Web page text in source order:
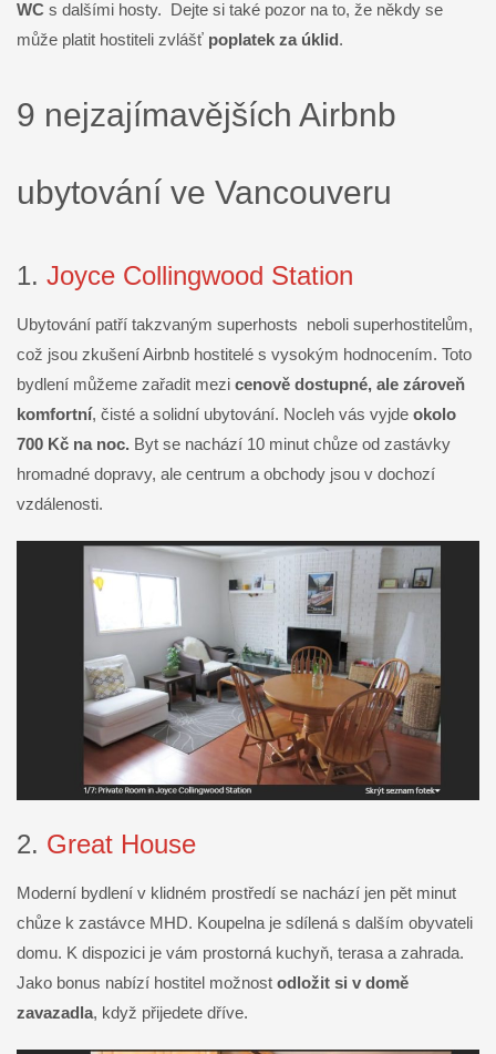
WC s dalšími hosty. Dejte si také pozor na to, že někdy se
může platit hostiteli zvlášť poplatek za úklid.
9 nejzajímavějších Airbnb
ubytování ve Vancouveru
1. Joyce Collingwood Station
Ubytování patří takzvaným superhosts neboli superhostitelům,
což jsou zkušení Airbnb hostitelé s vysokým hodnocením. Toto
bydlení můžeme zařadit mezi cenově dostupné, ale zároveň
komfortní, čisté a solidní ubytování. Nocleh vás vyjde okolo
700 Kč na noc. Byt se nachází 10 minut chůze od zastávky
hromadné dopravy, ale centrum a obchody jsou v dochozí
vzdálenosti.
2. Great House
Moderní bydlení v klidném prostředí se nachází jen pět minut
chůze k zastávce MHD. Koupelna je sdílená s dalším obyvateli
domu. K dispozici je vám prostorná kuchyň, terasa a zahrada.
Jako bonus nabízí hostitel možnost odložit si v domě
zavazadla, když přijedete dříve.